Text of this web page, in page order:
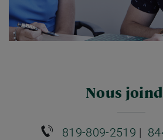
Nous
819-809-2519 |